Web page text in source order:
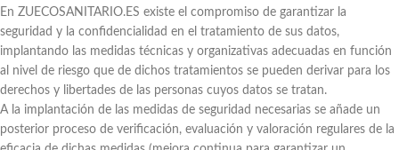
En ZUECOSANITARIO.ES existe el compromiso de garantizar la
seguridad y la confidencialidad en el tratamiento de sus datos,
implantando las medidas técnicas y organizativas adecuadas en función
al nivel de riesgo que de dichos tratamientos se pueden derivar para los
derechos y libertades de las personas cuyos datos se tratan.
A la implantación de las medidas de seguridad necesarias se añade un
posterior proceso de verificación, evaluación y valoración regulares de la